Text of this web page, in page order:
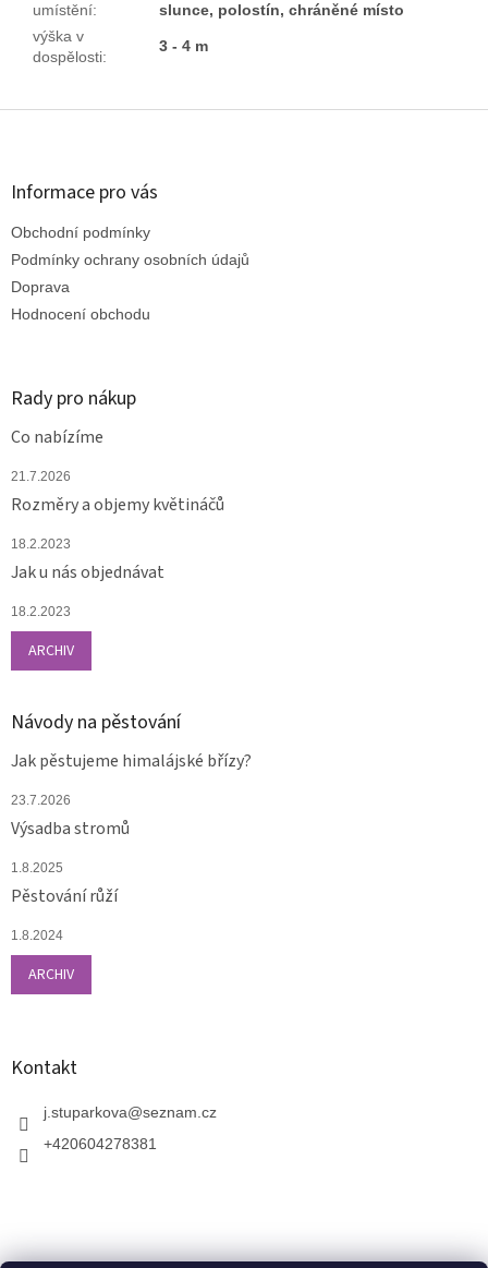
umístění:
slunce, polostín, chráněné místo
výška v
dospělosti:
3 - 4 m
Z
Informace pro vás
Obchodní podmínky
Podmínky ochrany osobních údajů
Doprava
Hodnocení obchodu
Rady pro nákup
Co nabízíme
21.7.2026
Rozměry a objemy květináčů
18.2.2023
Jak u nás objednávat
18.2.2023
ARCHIV
Návody na pěstování
Jak pěstujeme himalájské břízy?
23.7.2026
Výsadba stromů
1.8.2025
Pěstování růží
1.8.2024
ARCHIV
Kontakt
j.stuparkova@seznam.cz
+420604278381